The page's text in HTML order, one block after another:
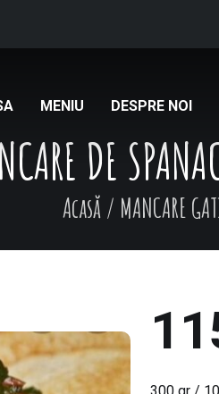
MENIU DESPRE NOI
DE
Acasă / MANCARE